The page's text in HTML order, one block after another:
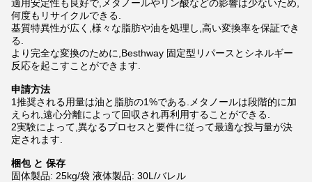
適用安定性も良好で,メタノールやリン酸などの影響は少ないため,
何度もリサイクルできる.
基質特異性が広く,様々な脂肪や油を処理し,高い変換率を保証でき
る.
より完全な変換のために,Besthway 固定型リパースとシネルギー
反応を起こすことができます.
申請方法
1推奨される用量は油と脂肪の1%である.メタノールは段階的に加
えられ,遠心分離によって回収され再利用することができる.
2実験によって,異なるプロセスと要件に従って最適な投与量が決
定されます.
梱包 と 保存
固体製品: 25kg/袋 液体製品: 30L/バレル